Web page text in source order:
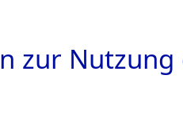
zur Nutzung